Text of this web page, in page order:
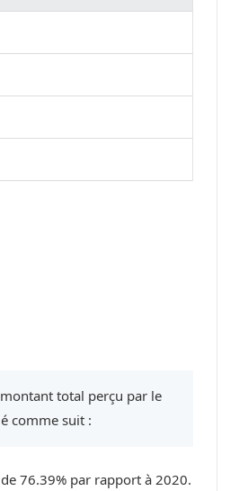
total perçu par le
comme suit :
76.39% par rapport à 2020.